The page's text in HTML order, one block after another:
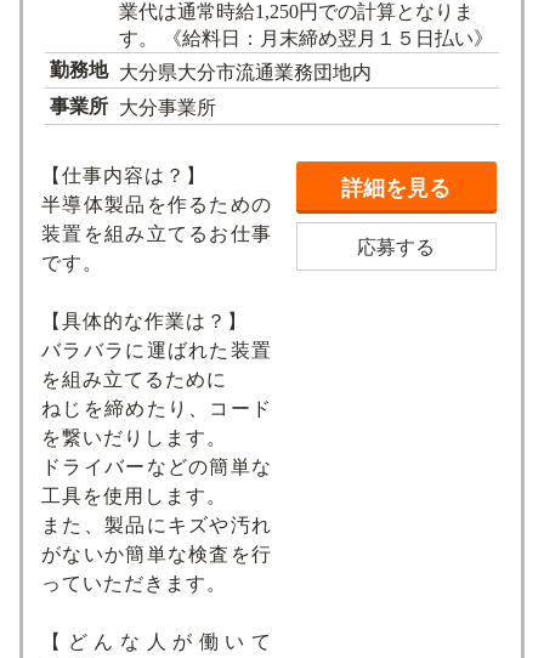
業代は通常時給1,250円での計算となりま
す。 《給料日：月末締め翌月１５日払い》
勤務地 大分県大分市流通業務団地内
事業所 大分事業所
【仕事内容は？】
半導体製品を作るための
装置を組み立てるお仕事
です。
【具体的な作業は？】
バラバラに運ばれた装置
を組み立てるために
ねじを締めたり、コード
を繋いだりします。
ドライバーなどの簡単な
工具を使用します。
また、製品にキズや汚れ
がないか簡単な検査を行
っていただきます。
【どんな人が働いて
詳細を見る
応募する